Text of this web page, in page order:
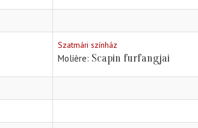
Szatmári színház
Molière Scapin furfangjai